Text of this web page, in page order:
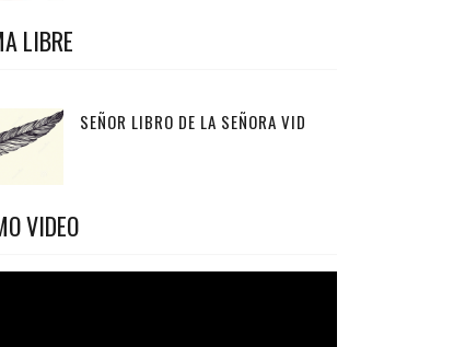
LIBRE
SEÑOR LIBRO DE LA SEÑORA VID
VIDEO